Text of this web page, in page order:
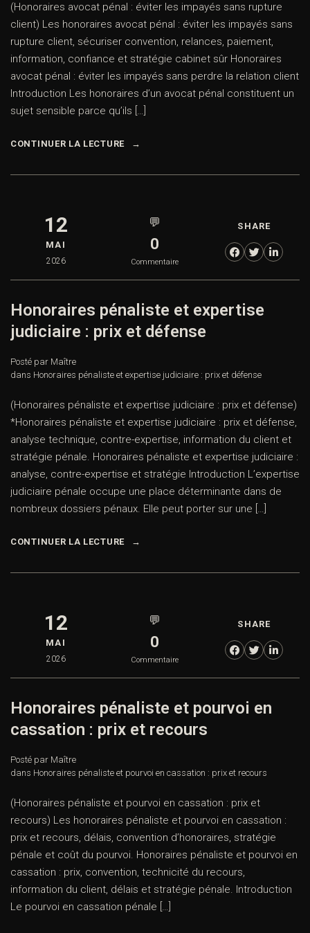
(Honoraires avocat pénal : éviter les impayés sans rupture
client) Les honoraires avocat pénal : éviter les impayés sans
rupture client, sécuriser convention, relances, paiement,
information, confiance et stratégie cabinet sûr Honoraires
avocat pénal : éviter les impayés sans perdre la relation client
Introduction Les honoraires d’un avocat pénal constituent un
sujet sensible parce qu’ils […]
CONTINUER LA LECTURE
12
MAI
2026
💬
0
Commentaire
SHARE
Honoraires pénaliste et expertise
judiciaire : prix et défense
Posté par Maître
dans Honoraires pénaliste et expertise judiciaire : prix et défense
(Honoraires pénaliste et expertise judiciaire : prix et défense)
*Honoraires pénaliste et expertise judiciaire : prix et défense,
analyse technique, contre-expertise, information du client et
stratégie pénale. Honoraires pénaliste et expertise judiciaire :
analyse, contre-expertise et stratégie Introduction L’expertise
judiciaire pénale occupe une place déterminante dans de
nombreux dossiers pénaux. Elle peut porter sur une […]
CONTINUER LA LECTURE
12
MAI
2026
💬
0
Commentaire
SHARE
Honoraires pénaliste et pourvoi en
cassation : prix et recours
Posté par Maître
dans Honoraires pénaliste et pourvoi en cassation : prix et recours
(Honoraires pénaliste et pourvoi en cassation : prix et
recours) Les honoraires pénaliste et pourvoi en cassation :
prix et recours, délais, convention d’honoraires, stratégie
pénale et coût du pourvoi. Honoraires pénaliste et pourvoi en
cassation : prix, convention, technicité du recours,
information du client, délais et stratégie pénale. Introduction
Le pourvoi en cassation pénale […]